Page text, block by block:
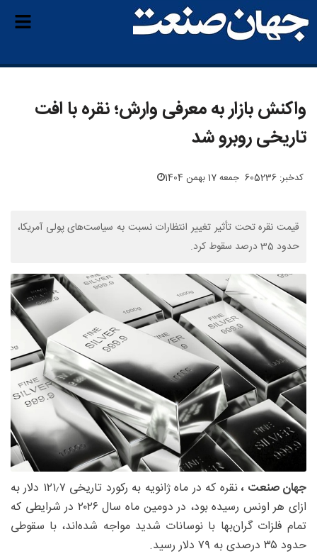
واکنش بازار به معرفی وارش؛ نقره با افت
تاریخی روبرو شد
کدخبر: 605236 جمعه 17 بهمن 1404
قیمت نقره تحت تأثیر تغییر انتظارات نسبت به سیاست‌های پولی آمریکا،
حدود 35 درصد سقوط کرد.
جهان صنعت ،
نقره که در ماه ژانویه به رکورد تاریخی ۱۲۱٫۷ دلار به
ازای هر اونس رسیده بود، در دومین ماه سال ۲۰۲۶ در شرایطی که
تمام فلزات گران‌بها با نوسانات شدید مواجه شده‌اند، با سقوطی
حدود ۳۵ درصدی به ۷۹ دلار رسید.